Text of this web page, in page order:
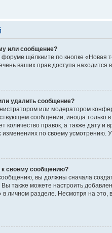
или сообщение?
щёлкните по кнопке «Новая
ваших прав доступа
удалить сообщение?
или модератором
сообщении, иногда только
количество правок, а также дату
по своему усмотрению.
к своему сообщению?
вы должны сначала
Вы также можете настроить
в личном разделе. Несмотря на